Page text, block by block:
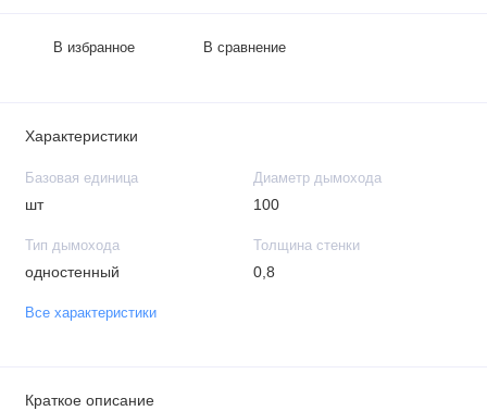
В избранное В сравнение
Характеристики
Базовая единица
шт
Диаметр дымохода
100
Тип дымохода
одностенный
Толщина стенки
0,8
Все характеристики
Краткое описание